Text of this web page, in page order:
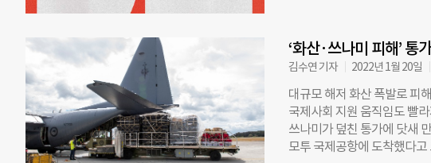
의 인도주의적 상황에 부닥
다”며 “분쟁 당사자들은
없는의사회 활동을 마치고
공간에서는 다양한 부대행사
장책임자로 활동한 니콜라
는의사회 한국 구호활동가
없는의사회 방글라데시 로
올해 6년을 맞은 로힝야 난
주의 위기 현장의 지도를 함
‘화산·쓰나미 피해’ 통
김수연 기자 2022년 1월 20일
대규모 해저 화산 폭발로 피
국제사회 지원 움직임도 빨
쓰나미가 덮친 통가에 닷새
모투 국제공항에 도착했다